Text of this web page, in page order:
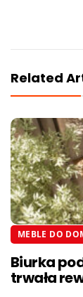
Related
MEBLE DO
Biurka
trwała